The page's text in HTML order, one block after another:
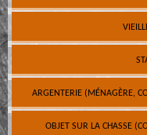
ARGENTERIE (MÉNAGÈRE,
OBJET SUR LA CHASSE